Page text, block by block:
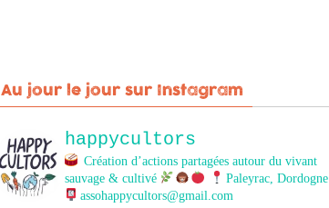
Au jour le jour sur Instagram
happycultors
Création d’actions partagées autour du vivant
sauvage & cultivé
Paleyrac, Dordogne
assohappycultors@gmail.com